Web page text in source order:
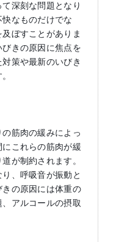
深刻な問題となり
なものだけでな
ぼすことがありま
きの原因に焦点を
策や最新のいびき
筋肉の緩みによっ
これらの筋肉が緩
が制約されます。
、呼吸音が振動と
の原因には体重の
アルコールの摂取